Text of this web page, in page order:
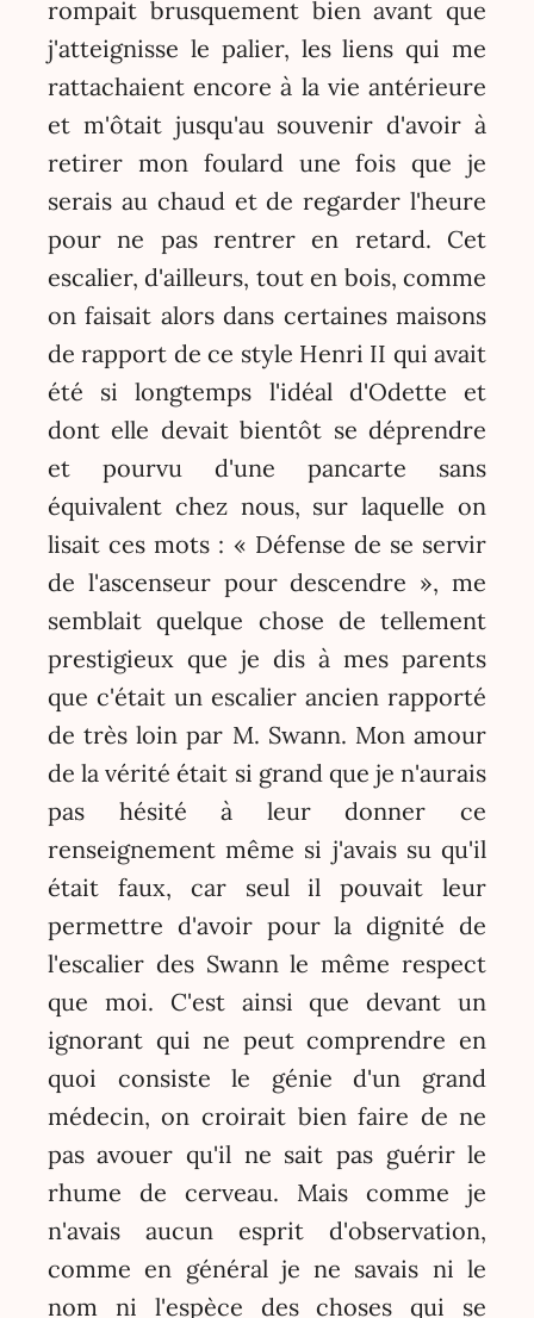
rompait brusquement bien avant que
j'atteignisse le palier, les liens qui me
rattachaient encore à la vie antérieure
et m'ôtait jusqu'au souvenir d'avoir à
retirer mon foulard une fois que je
serais au chaud et de regarder l'heure
pour ne pas rentrer en retard. Cet
escalier, d'ailleurs, tout en bois, comme
on faisait alors dans certaines maisons
de rapport de ce style Henri II qui avait
été si longtemps l'idéal d'Odette et
dont elle devait bientôt se déprendre
et pourvu d'une pancarte sans
équivalent chez nous, sur laquelle on
lisait ces mots : « Défense de se servir
de l'ascenseur pour descendre », me
semblait quelque chose de tellement
prestigieux que je dis à mes parents
que c'était un escalier ancien rapporté
de très loin par M. Swann. Mon amour
de la vérité était si grand que je n'aurais
pas hésité à leur donner ce
renseignement même si j'avais su qu'il
était faux, car seul il pouvait leur
permettre d'avoir pour la dignité de
l'escalier des Swann le même respect
que moi. C'est ainsi que devant un
ignorant qui ne peut comprendre en
quoi consiste le génie d'un grand
médecin, on croirait bien faire de ne
pas avouer qu'il ne sait pas guérir le
rhume de cerveau. Mais comme je
n'avais aucun esprit d'observation,
comme en général je ne savais ni le
nom ni l'espèce des choses qui se